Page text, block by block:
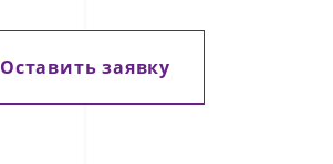
Оставить заявку